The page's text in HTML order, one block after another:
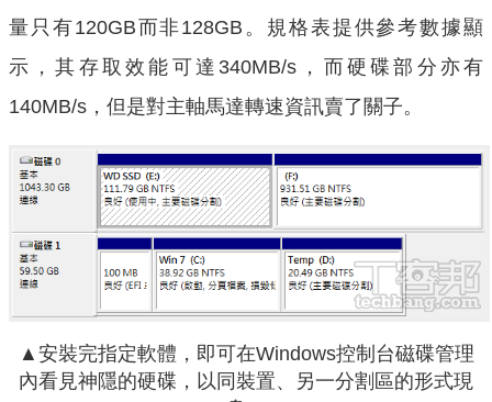
量只有120GB而非128GB。規格表提供參考數據顯
示，其存取效能可達340MB/s，而硬碟部分亦有
140MB/s，但是對主軸馬達轉速資訊賣了關子。
▲ 安裝完指定軟體，即可在Windows控制台磁碟管理
內看見神隱的硬碟，以同裝置、另一分割區的形式現